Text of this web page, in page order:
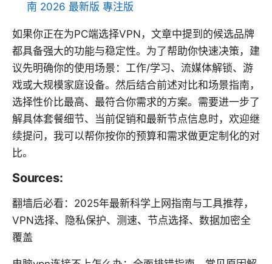
南 2026 最新版 專注版
如果你正在为PC端选择VPN，文章中提到的候选品牌
都具备强大的功能与稳定性。为了帮助你快速决策，建
议先明确你的使用场景：工作/学习、流媒体解锁、游
戏或大规模家庭设备。然后结合前述对比和场景指南，
选择性价比最高、最符合你需求的方案。需要进一步了
解具体套餐细节、当前促销和最新节点信息时，欢迎继
续提问，我可以帮你按你的预算和需求做更定制化的对
比。
Sources:
翻墙后必看：2025年最新科学上网指南与工具推荐，
VPN选择、隐私保护、测速、节点选择、数据加密全
覆盖